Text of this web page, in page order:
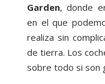
Garden, donde
en el que
realiza sin
de tierra. Los
sobre todo si son